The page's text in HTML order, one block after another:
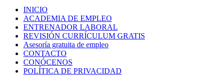
INICIO
ACADEMIA DE EMPLEO
ENTRENADOR LABORAL
REVISIÓN CURRÍCULUM GRATIS
Asesoría gratuita de empleo
CONTACTO
CONÓCENOS
POLÍTICA DE PRIVACIDAD